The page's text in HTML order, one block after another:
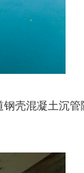
壳混凝土沉管